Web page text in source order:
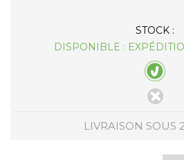
STOCK :
DISPONIBLE :
LIVRAISON SOUS